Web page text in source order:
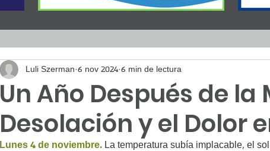
Un Año Después de la
Desolación y el Dolor
Luli Szerman 6 nov 2024 6 min de lectura
Lunes 4 de noviembre. La temperatura subía implacable, el